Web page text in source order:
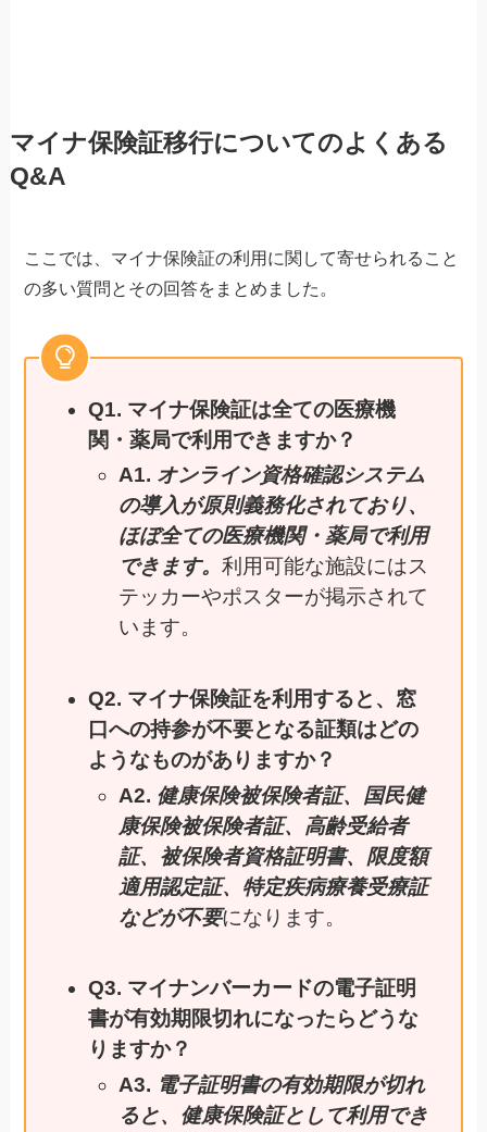
マイナ保険証移行についてのよくある
Q&A
ここでは、マイナ保険証の利用に関して寄せられること
の多い質問とその回答をまとめました。
Q1. マイナ保険証は全ての医療機
関・薬局で利用できますか？
A1. オンライン資格確認システム
の導入が原則義務化されており、
ほぼ全ての医療機関・薬局で利用
できます。利用可能な施設にはス
テッカーやポスターが掲示されて
います。
Q2. マイナ保険証を利用すると、窓
口への持参が不要となる証類はどの
ようなものがありますか？
A2. 健康保険被保険者証、国民健
康保険被保険者証、高齢受給者
証、被保険者資格証明書、限度額
適用認定証、特定疾病療養受療証
などが不要になります。
Q3. マイナンバーカードの電子証明
書が有効期限切れになったらどうな
りますか？
A3. 電子証明書の有効期限が切れ
ると、健康保険証として利用でき